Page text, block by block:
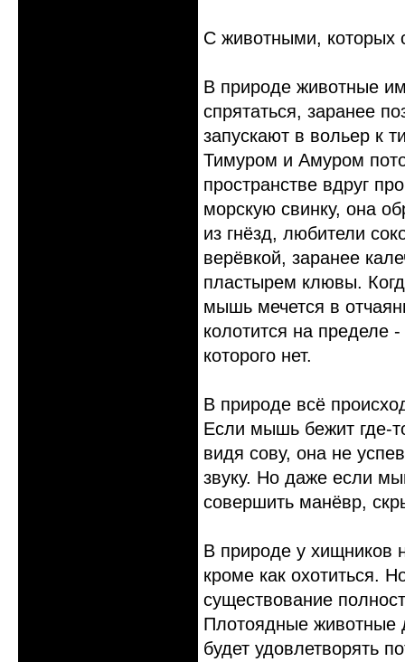
С животными, которых
В природе животные
спрятаться, заранее
запускают в вольер к
Тимуром и Амуром
пространстве вдруг
морскую свинку, она
из гнёзд, любители
верёвкой, заранее
пластырем клювы.
мышь мечется в
колотится на пределе
которого нет.
В природе всё
Если мышь бежит где-
видя сову, она не
звуку. Но даже если
совершить манёвр,
В природе у хищников
кроме как охотиться.
существование
Плотоядные животные
будет удовлетворять